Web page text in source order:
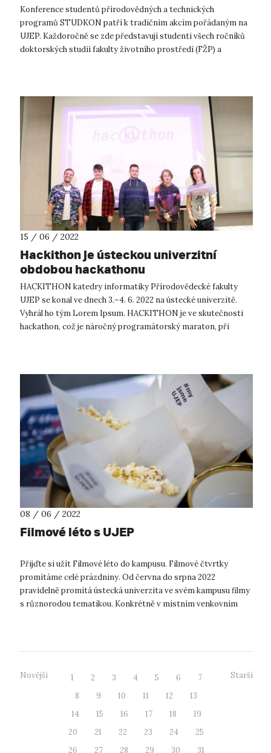
Konference studentů přírodovědných a technických
programů STUDKON patří k tradičním akcím pořádaným na
UJEP. Každoročně se zde představují studenti všech ročníků
doktorských studií fakulty životního prostředí (FŽP) a
15 / 06 / 2022
Hackithon je ústeckou univerzitní
obdobou hackathonu
HACKITHON katedry informatiky Přírodovědecké fakulty
UJEP se konal ve dnech 3.–4. 6. 2022 na ústecké univerzitě.
Vyhrál ho tým Lorem Ipsum. HACKITHON je ve skutečnosti
hackathon, což je náročný programátorský maraton, při
08 / 06 / 2022
Filmové léto s UJEP
Přijďte si užít Filmové léto do kampusu. Filmové čtvrtky
promítáme celé prázdniny. Od června do srpna 2022
pravidelně promítá ústecká univerzita ve svém kampusu filmy
s různorodou tematikou. Konkrétně v místním venkovním
Novější 1 2 3 4 5 6
7
8
9 10 11 12
13
14
15 16 17 18
19
20
21 22 23 24
25
26
27 28 29 30 31
Starší